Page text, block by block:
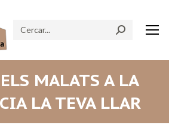
Search:
MALATS A LA
LA TEVA LLAR